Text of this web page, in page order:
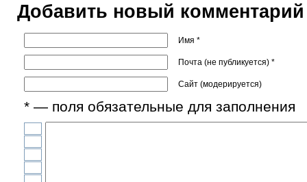
Добавить новый комментарий
Имя *
Почта (не публикуется) *
Сайт (модерируется)
* — поля обязательные для заполнения